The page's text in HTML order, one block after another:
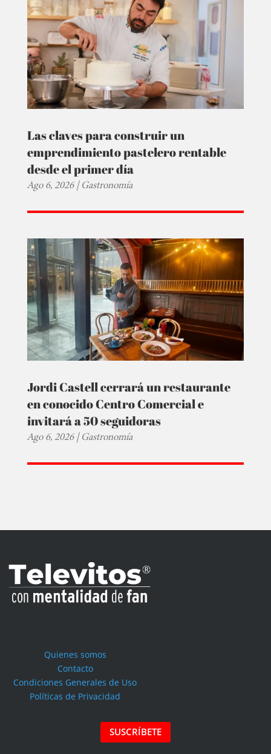
Las claves para construir un
emprendimiento pastelero rentable
desde el primer día
Ago 6, 2026|Gastronomía
Jordi Castell cerrará un restaurante
en conocido Centro Comercial e
invitará a 50 seguidoras
Ago 6, 2026|Gastronomía
Quienes somos
Contacto
Condiciones Generales de Uso
Políticas de Privacidad
SUSCRÍBETE